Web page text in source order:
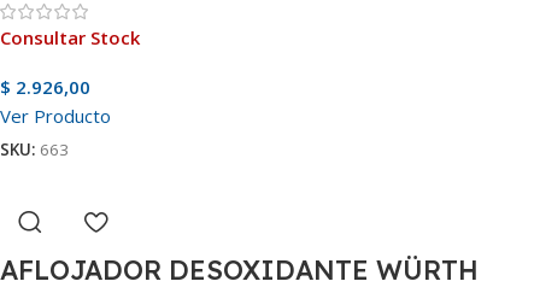
Consultar Stock
$ 2.926,00
Ver Producto
SKU: 663
AFLOJADOR DESOXIDANTE WÜRTH